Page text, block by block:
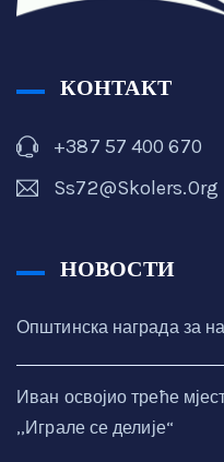
КОНТАКТ
+387 57 400 670
Ss72@skolers.org
НОВОСТИ
Општинска награда за
Иван освојио треће
,,Играле се делије“